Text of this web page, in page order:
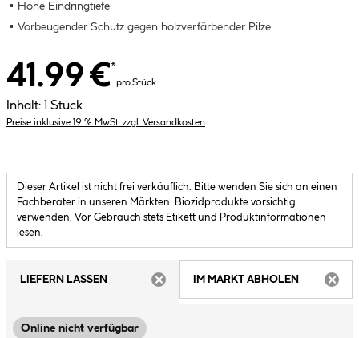
Hohe Eindringtiefe
Vorbeugender Schutz gegen holzverfärbender Pilze
41.99 €*
pro Stück
Inhalt: 1 Stück
Preise inklusive 19 % MwSt. zzgl. Versandkosten
Dieser Artikel ist nicht frei verkäuflich. Bitte wenden Sie sich an einen
Fachberater in unseren Märkten. Biozidprodukte vorsichtig
verwenden. Vor Gebrauch stets Etikett und Produktinformationen
lesen.
LIEFERN LASSEN
IM MARKT ABHOLEN
Online nicht verfügbar